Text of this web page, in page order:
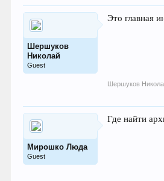
Шершуков
Николай
Guest
Это главная
Шершуков
Мирошко Люда
Guest
Где найти